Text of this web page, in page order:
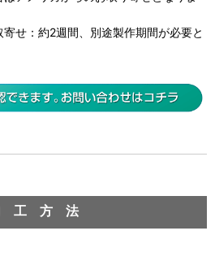
せ：約2週間、別途製作期間が必要と
工 方 法